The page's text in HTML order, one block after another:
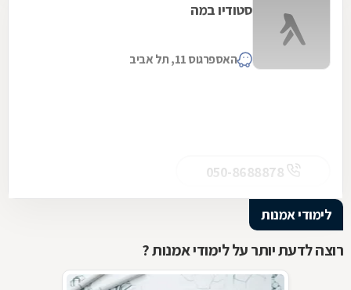
סטודיו במה
האספרגוס 11, תל אביב
לימודי אמנות
רוצה לדעת יותר על לימודי אמנות ?